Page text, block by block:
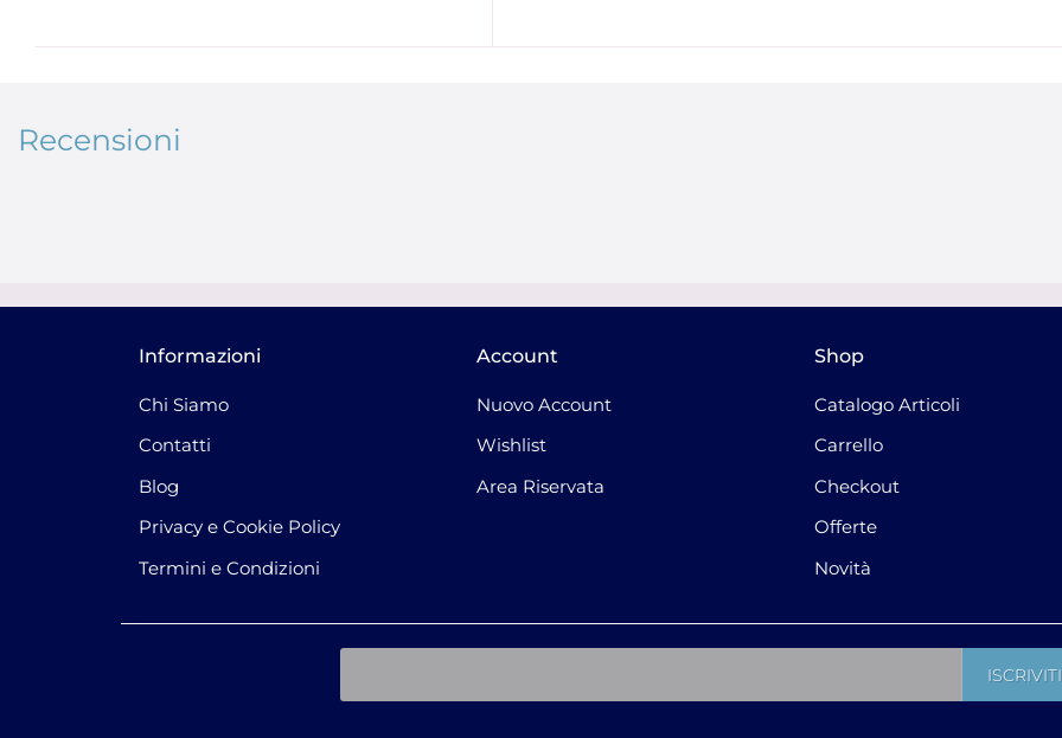
Recensioni
Informazioni
Chi Siamo
Contatti
Blog
Privacy e Cookie Policy
Termini e Condizioni
Account
Nuovo Account
Wishlist
Area Riservata
Shop
Catalogo Articoli
Carrello
Checkout
Offerte
Novità